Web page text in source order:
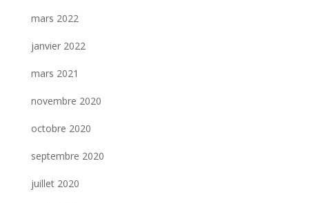
mars 2022
janvier 2022
mars 2021
novembre 2020
octobre 2020
septembre 2020
juillet 2020